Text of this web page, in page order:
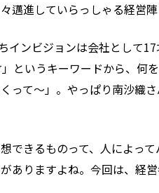
邁進していらっしゃる経営
インビジョンは会社として
というキーワードから、何
って〜」。やっぱり南沙織
できるものって、人によっ
ありますよね。今回は、経